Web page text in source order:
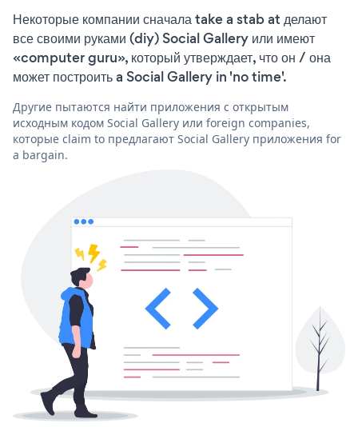
Некоторые компании сначала take a stab at делают
все своими руками (diy) Social Gallery или имеют
«computer guru», который утверждает, что он / она
может построить a Social Gallery in 'no time'.
Другие пытаются найти приложения с открытым
исходным кодом Social Gallery или foreign companies,
которые claim to предлагают Social Gallery приложения for
a bargain.